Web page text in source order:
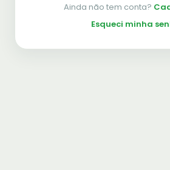
Ainda não tem conta?
Esqueci minha